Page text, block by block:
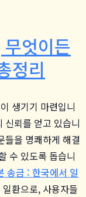
엇이든
정리
생기기 마련입니
신뢰를 얻고 있습니
들을 명쾌하게 해결
수 있도록 돕습니
송금 : 한국에서 일
일환으로, 사용자들